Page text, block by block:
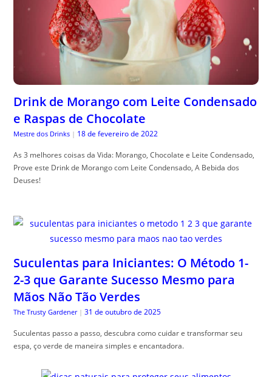
Drink de Morango com Leite Condensado
e Raspas de Chocolate
Mestre dos Drinks | 18 de fevereiro de 2022
As 3 melhores coisas da Vida: Morango, Chocolate e Leite Condensado,
Prove este Drink de Morango com Leite Condensado, A Bebida dos
Deuses!
Suculentas para Iniciantes: O Método 1-
2-3 que Garante Sucesso Mesmo para
Mãos Não Tão Verdes
The Trusty Gardener | 31 de outubro de 2025
Suculentas passo a passo, descubra como cuidar e transformar seu
espa, ço verde de maneira simples e encantadora.